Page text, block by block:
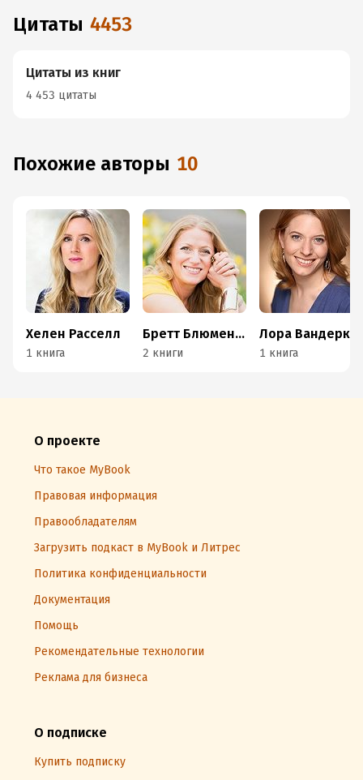
Цитаты 4453
Цитаты из книг
4 453 цитаты
Похожие авторы 10
Хелен Расселл
1 книга
Бретт Блюменталь
2 книги 1 книга
О проекте
Что такое MyBook
Правовая информация
Правообладателям
Загрузить подкаст в MyBook и Литрес
Политика конфиденциальности
Документация
Помощь
Рекомендательные технологии
Реклама для бизнеса
О подписке
Купить подписку